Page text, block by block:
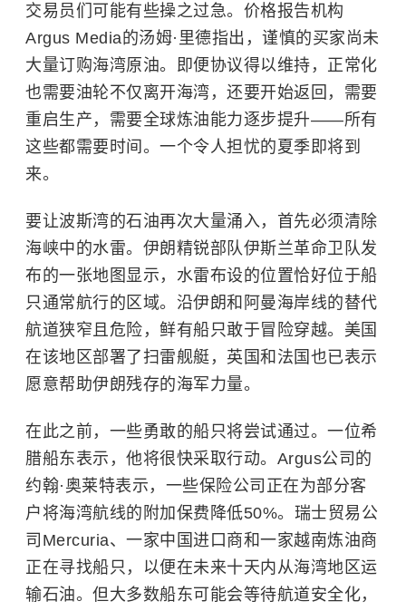
交易员们可能有些操之过急。价格报告机构
Argus Media的汤姆·里德指出，谨慎的买家尚未
大量订购海湾原油。即便协议得以维持，正常化
也需要油轮不仅离开海湾，还要开始返回，需要
重启生产，需要全球炼油能力逐步提升——所有
这些都需要时间。一个令人担忧的夏季即将到
来。
要让波斯湾的石油再次大量涌入，首先必须清除
海峡中的水雷。伊朗精锐部队伊斯兰革命卫队发
布的一张地图显示，水雷布设的位置恰好位于船
只通常航行的区域。沿伊朗和阿曼海岸线的替代
航道狭窄且危险，鲜有船只敢于冒险穿越。美国
在该地区部署了扫雷舰艇，英国和法国也已表示
愿意帮助伊朗残存的海军力量。
在此之前，一些勇敢的船只将尝试通过。一位希
腊船东表示，他将很快采取行动。Argus公司的
约翰·奥莱特表示，一些保险公司正在为部分客
户将海湾航线的附加保费降低50%。瑞士贸易公
司Mercuria、一家中国进口商和一家越南炼油商
正在寻找船只，以便在未来十天内从海湾地区运
输石油。但大多数船东可能会等待航道安全化，